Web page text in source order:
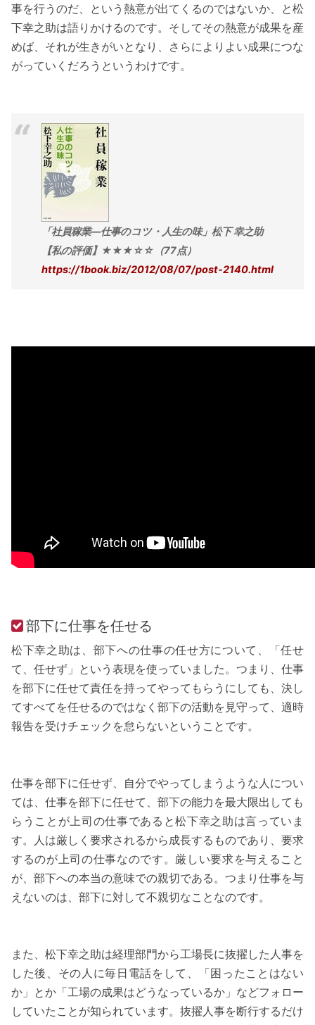
事を行うのだ、という熱意が出てくるのではないか、と松
下幸之助は語りかけるのです。そしてその熱意が成果を産
めば、それが生きがいとなり、さらによりよい成果につな
がっていくだろうというわけです。
「社員稼業―仕事のコツ・人生の味」松下 幸之助
【私の評価】★★★☆☆（77点）
https://1book.biz/2012/08/07/post-2140.html
部下に仕事を任せる
松下幸之助は、部下への仕事の任せ方について、「任せ
て、任せず」という表現を使っていました。つまり、仕事
を部下に任せて責任を持ってやってもらうにしても、決し
てすべてを任せるのではなく部下の活動を見守って、適時
報告を受けチェックを怠らないということです。
仕事を部下に任せず、自分でやってしまうような人につい
ては、仕事を部下に任せて、部下の能力を最大限出しても
らうことが上司の仕事であると松下幸之助は言っていま
す。人は厳しく要求されるから成長するものであり、要求
するのが上司の仕事なのです。厳しい要求を与えること
が、部下への本当の意味での親切である。つまり仕事を与
えないのは、部下に対して不親切なことなのです。
また、松下幸之助は経理部門から工場長に抜擢した人事を
した後、その人に毎日電話をして、「困ったことはない
か」とか「工場の成果はどうなっているか」などフォロー
していたことが知られています。抜擢人事を断行するだけ